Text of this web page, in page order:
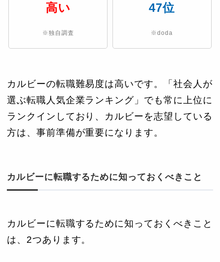
高い
※独自調査
47位
※doda
カルビーの転職難易度は高いです。「社会人が
選ぶ転職人気企業ランキング」でも常に上位に
ランクインしており、カルビーを志望している
方は、事前準備が重要になります。
カルビーに転職するために知っておくべきこと
カルビーに転職するために知っておくべきこと
は、2つあります。